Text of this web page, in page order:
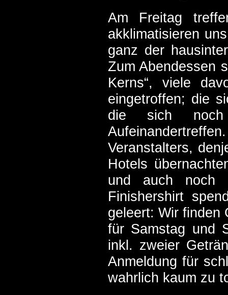
Am Freitag
akklimatisieren
ganz der
Zum Abendessen
Kerns“, viele
eingetroffen; die
die sich noch
Veranstalters,
Hotels
und auch noch
Finishershirt
geleert: Wir finden
für Samstag und
inkl. zweier
Anmeldung für
wahrlich kaum zu